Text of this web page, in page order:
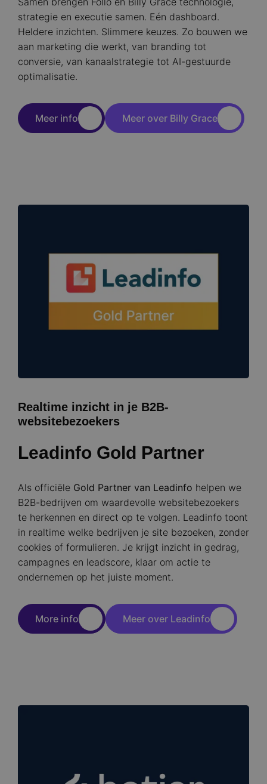
strategie en executie samen. Eén dashboard.
Heldere inzichten. Slimmere keuzes. Zo bouwen we
aan marketing die werkt, van branding tot
conversie, van kanaalstrategie tot AI-gestuurde
optimalisatie.
Meer info Meer over Billy Grace
Realtime inzicht in je B2B-
websitebezoekers
Leadinfo Gold Partner
Als officiële Gold Partner van Leadinfo helpen we
B2B-bedrijven om waardevolle websitebezoekers
te herkennen en direct op te volgen. Leadinfo toont
in realtime welke bedrijven je site bezoeken, zonder
cookies of formulieren. Je krijgt inzicht in gedrag,
campagnes en leadscore, klaar om actie te
ondernemen op het juiste moment.
More info Meer over Leadinfo